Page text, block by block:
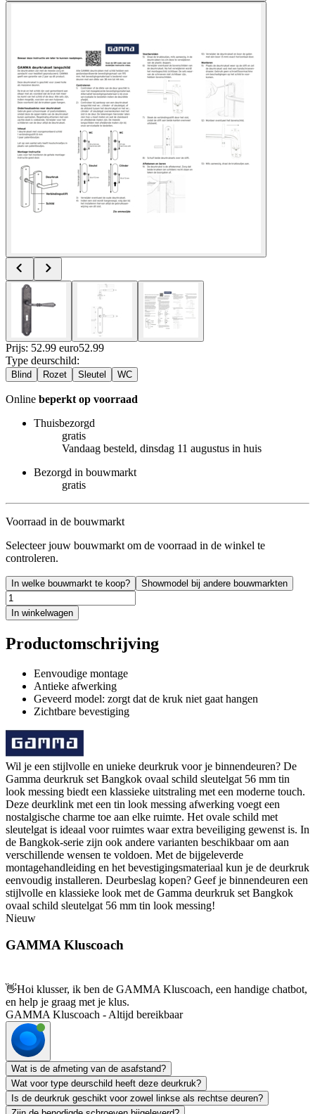
Prijs: 52.99 euro52.99
Type deurschild:
Blind Rozet Sleutel WC
Online beperkt op voorraad
Thuisbezorgd
gratis
Vandaag besteld, dinsdag 11 augustus in huis
Bezorgd in bouwmarkt
gratis
Voorraad in de bouwmarkt
Selecteer jouw bouwmarkt om de voorraad in de winkel te
controleren.
In welke bouwmarkt te koop? Showmodel bij andere bouwmarkten
In winkelwagen
Productomschrijving
Eenvoudige montage
Antieke afwerking
Geveerd model: zorgt dat de kruk niet gaat hangen
Zichtbare bevestiging
Wil je een stijlvolle en unieke deurkruk voor je binnendeuren? De
Gamma deurkruk set Bangkok ovaal schild sleutelgat 56 mm tin
look messing biedt een klassieke uitstraling met een moderne touch.
Deze deurklink met een tin look messing afwerking voegt een
nostalgische charme toe aan elke ruimte. Het ovale schild met
sleutelgat is ideaal voor ruimtes waar extra beveiliging gewenst is. In
de Bangkok-serie zijn ook andere varianten beschikbaar om aan
verschillende wensen te voldoen. Met de bijgeleverde
montagehandleiding en het bevestigingsmateriaal kun je de deurkruk
eenvoudig installeren. Deurbeslag kopen? Geef je binnendeuren een
stijlvolle en klassieke look met de Gamma deurkruk set Bangkok
ovaal schild sleutelgat 56 mm tin look messing!
Nieuw
GAMMA Kluscoach
👋Hoi klusser, ik ben de GAMMA Kluscoach, een handige chatbot,
en help je graag met je klus.
GAMMA Kluscoach - Altijd bereikbaar
Wat is de afmeting van de asafstand?
Wat voor type deurschild heeft deze deurkruk?
Is de deurkruk geschikt voor zowel linkse als rechtse deuren?